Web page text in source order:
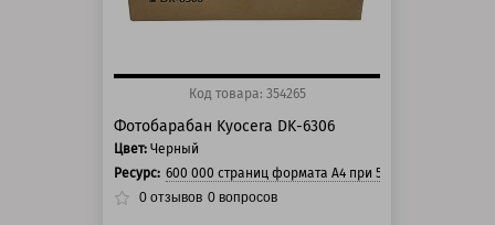
Код товара: 354265
Фотобарабан Kyocera DK-6306
Цвет: Черный
Ресурс: 600 000 страниц формата А4 при 5% заполнении
0 отзывов 0 вопросов